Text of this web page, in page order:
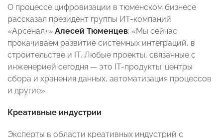
О процессе цифровизации в тюменском бизнесе
рассказал президент группы ИТ-компаний
«Арсенал+» Алесей Тюменцев: «Мы сейчас
прокачиваем развитие системных интеграций, в
строительстве и IT. Любые проекты, связанные с
инженерией сегодня — это IT-продукты: центры
сбора и хранения данных, автоматизация процессов
и другие».
Креативные индустрии
Эксперты в области креативных индустрий с